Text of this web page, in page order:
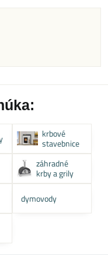
krbové
stavebnice
záhradné
krby a grily
dymovody